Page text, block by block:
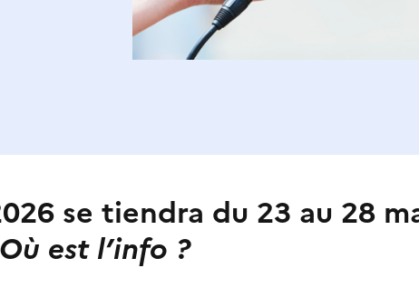
se tiendra du 23 au 28
Où est l’info ?